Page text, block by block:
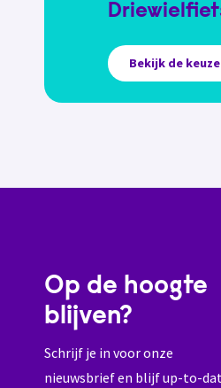
Bekijk de
Op de hoogte
blijven?
Schrijf je in voor onze
nieuwsbrief en blijf up-to-